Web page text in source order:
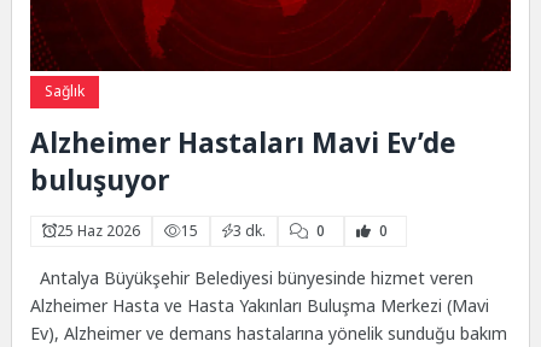
Sağlık
Alzheimer Hastaları Mavi Ev’de
buluşuyor
25 Haz 2026 15 3 dk. 0 0
Antalya Büyükşehir Belediyesi bünyesinde hizmet veren
Alzheimer Hasta ve Hasta Yakınları Buluşma Merkezi (Mavi
Ev), Alzheimer ve demans hastalarına yönelik sunduğu bakım